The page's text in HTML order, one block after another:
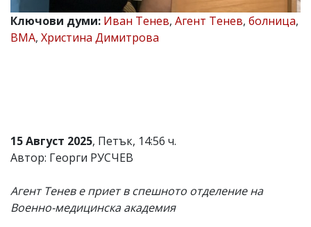
Иван
Колев,
email:
от
читателите
и
не
носи
отговорност
Ключови думи: Иван Тенев, Агент Тенев, болница,
ВМА, Христина Димитрова
15 Август 2025, Петък, 14:56 ч.
Автор: Георги РУСЧЕВ
Агент Тенев е приет в спешното отделение на
Военно-медицинска академия